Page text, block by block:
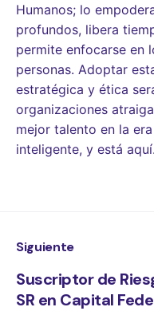
Humanos; lo
profundos, libera
permite enfocarse en
personas. Adoptar
estratégica y ética
organizaciones
mejor talento en la
inteligente, y está aquí.
Siguiente
Suscriptor de
SR en Capital